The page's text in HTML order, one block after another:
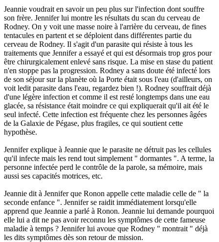
Jeannie voudrait en savoir un peu plus sur l'infection dont souffre
son frère. Jennifer lui montre les résultats du scan du cerveau de
Rodney. On y voit une masse noire à l'arrière du cerveau, de fines
tentacules en partent et se déploient dans différentes partie du
cerveau de Rodney. Il s'agit d'un parasite qui résiste à tous les
traitements que Jennifer a essayé et qui est désormais trop gros pour
être chirurgicalement enlevé sans risque. La mise en stase du patient
n'en stoppe pas la progression. Rodney a sans doute été infecté lors
de son séjour sur la planète où la Porte était sous l'eau (d'ailleurs, on
voit ledit parasite dans l'eau, regardez bien !). Rodney souffrait déjà
d'une légère infection et comme il est resté longtemps dans une eau
glacée, sa résistance était moindre ce qui expliquerait qu'il ait été le
seul infecté. Cette infection est fréquente chez les personnes âgées
de la Galaxie de Pégase, plus fragiles, ce qui soutient cette
hypothèse.
Jennifer explique à Jeannie que le parasite ne détruit pas les cellules
qu'il infecte mais les rend tout simplement " dormantes ". A terme, la
personne infectée perd le contrôle de la parole, sa mémoire, mais
aussi ses capacités motrices, etc.
Jeannie dit à Jennifer que Ronon appelle cette maladie celle de " la
seconde enfance ". Jennifer se raidit immédiatement lorsqu'elle
apprend que Jeannie a parlé à Ronon. Jeannie lui demande pourquoi
elle lui a dit ne pas avoir reconnu les symptômes de cette fameuse
maladie à temps ? Jennifer lui avoue que Rodney " montrait " déjà
les dits symptômes dès son retour de mission.